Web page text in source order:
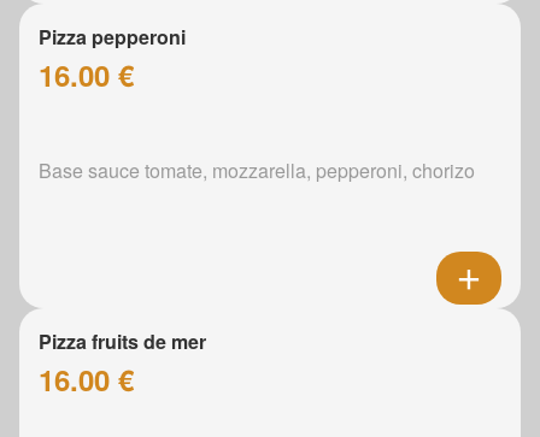
Pizza pepperoni
16.00 €
Base sauce tomate, mozzarella, pepperoni, chorizo
Pizza fruits de mer
16.00 €